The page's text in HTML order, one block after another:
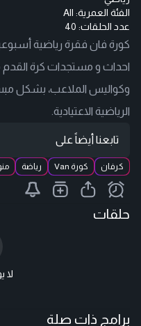
الفئة العمرية: All
عدد الحلقات: 40
كورة فان فقرة رياضية
احداث و مستجدات كرة القدم
وكواليس الملاعب، بشكل
الرياضية الاعتيادية.
تابعنا أيضاً على
كرفان كورة Van رياضة
حلقات
لا
برامج ذات صلة